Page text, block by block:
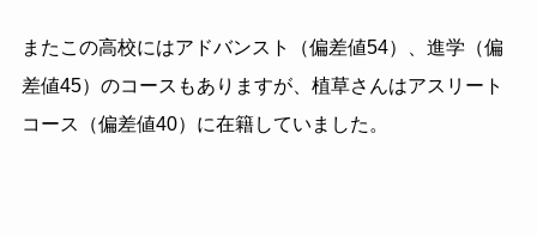
またこの高校にはアドバンスト（偏差値54）、進学（偏
差値45）のコースもありますが、植草さんはアスリート
コース（偏差値40）に在籍していました。